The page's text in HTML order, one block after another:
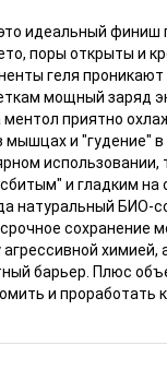
идеальный финиш
поры открыты и
геля
мощный заряд
ментол приятно
и "гудение" в
и гладким на
натуральный БИО-
сохранение
химией,
барьер. Плюс
и проработать